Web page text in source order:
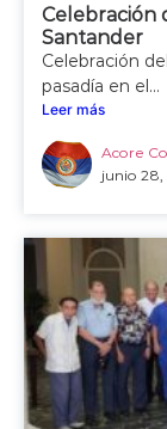
Celebración
Santander
Celebración
pasadía en el...
Leer más
Acore
junio 28,